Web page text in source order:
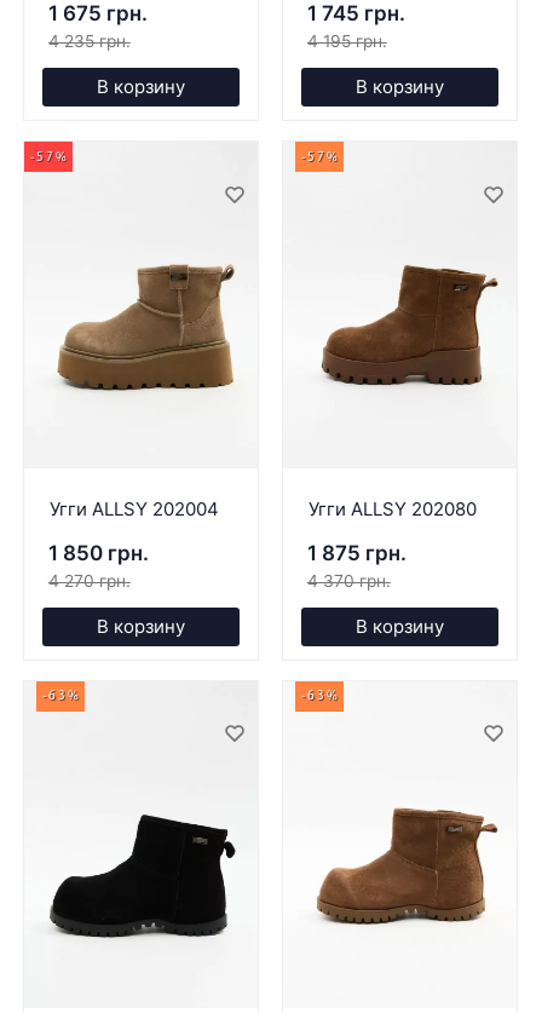
1 675 грн.
4 235 грн.
В корзину
1 745 грн.
4 195 грн.
В корзину
-57%
Угги ALLSY 202004
1 850 грн.
4 270 грн.
В корзину
-57%
Угги ALLSY 202080
1 875 грн.
4 370 грн.
В корзину
-63% -63%